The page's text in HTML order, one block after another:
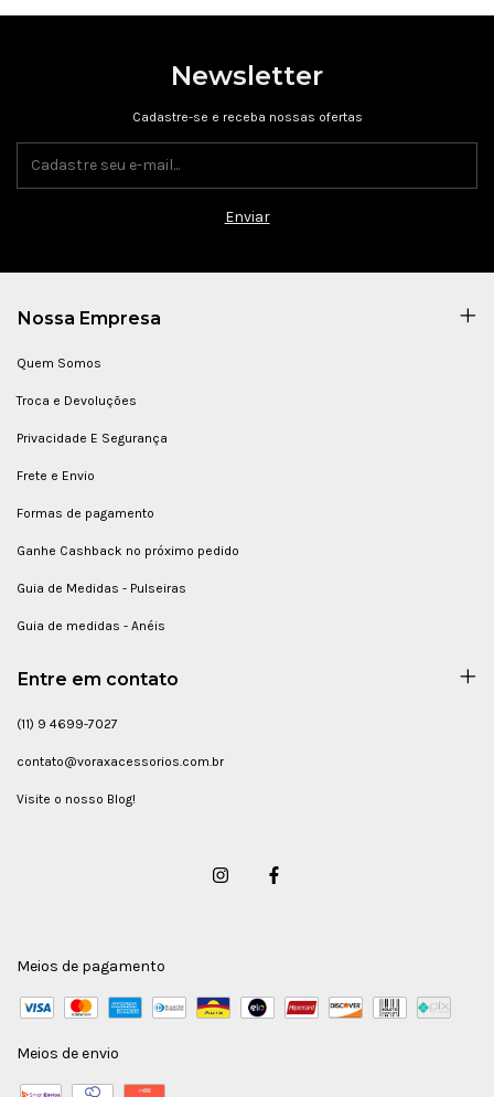
Newsletter
Cadastre-se e receba nossas ofertas
Nossa Empresa
Quem Somos
Troca e Devoluções
Privacidade E Segurança
Frete e Envio
Formas de pagamento
Ganhe Cashback no próximo pedido
Guia de Medidas - Pulseiras
Guia de medidas - Anéis
Entre em contato
(11) 9 4699-7027
contato@voraxacessorios.com.br
Visite o nosso Blog!
Meios de pagamento
Meios de envio